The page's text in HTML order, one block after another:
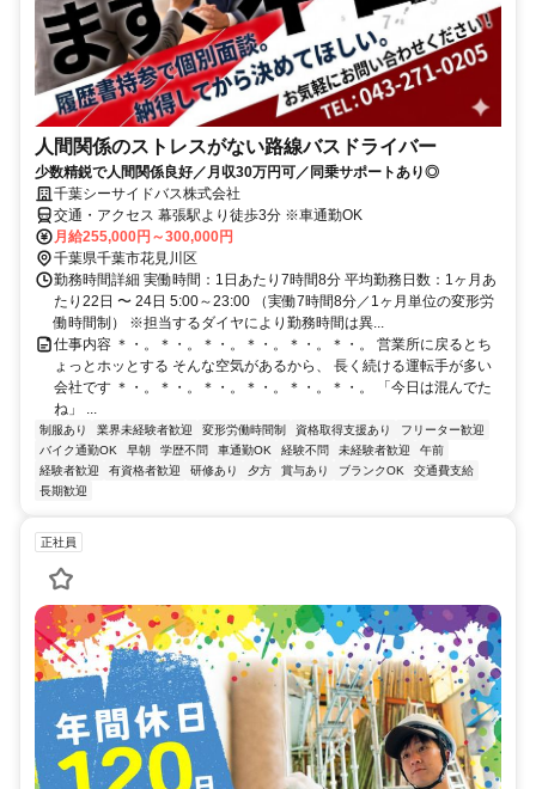
人間関係のストレスがない路線バスドライバー
少数精鋭で人間関係良好／月収30万円可／同乗サポートあり◎
千葉シーサイドバス株式会社
交通・アクセス 幕張駅より徒歩3分 ※車通勤OK
月給255,000円～300,000円
千葉県千葉市花見川区
勤務時間詳細 実働時間：1日あたり7時間8分 平均勤務日数：1ヶ月あ
たり22日 〜 24日 5:00～23:00 （実働7時間8分／1ヶ月単位の変形労
働時間制） ※担当するダイヤにより勤務時間は異...
仕事内容 ＊・。＊・。＊・。＊・。＊・。＊・。 営業所に戻るとち
ょっとホッとする そんな空気があるから、 長く続ける運転手が多い
会社です ＊・。＊・。＊・。＊・。＊・。＊・。 「今日は混んでた
ね」 ...
制服あり 業界未経験者歓迎 変形労働時間制 資格取得支援あり
フリーター歓迎
バイク通勤OK
早朝 学歴不問 車通勤OK 経験不問 未経験者歓迎
午前
経験者歓迎
有資格者歓迎 研修あり 夕方 賞与あり ブランクOK
交通費支給
長期歓迎
正社員